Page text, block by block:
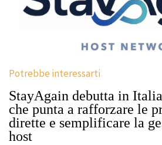
Potrebbe interessarti
StayAgain debutta in
che punta a rafforzare le
dirette e semplificare la
host